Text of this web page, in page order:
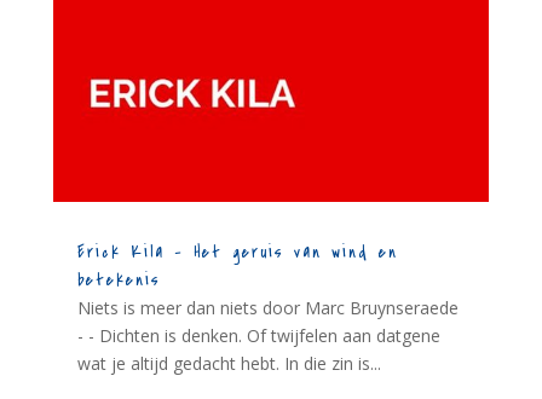
Erick Kila – Het geruis van wind en
betekenis
Niets is meer dan niets door Marc Bruynseraede
- - Dichten is denken. Of twijfelen aan datgene
wat je altijd gedacht hebt. In die zin is...